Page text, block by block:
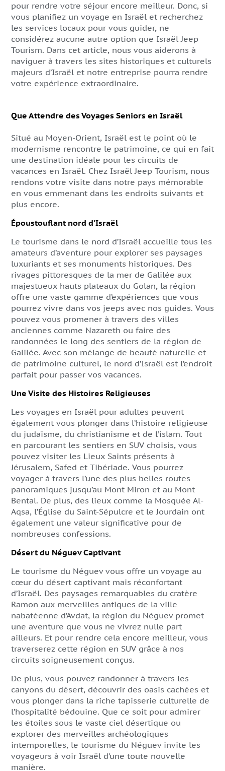
pour rendre votre séjour encore meilleur. Donc, si
vous planifiez un voyage en Israël et recherchez
les services locaux pour vous guider, ne
considérez aucune autre option que Israël Jeep
Tourism. Dans cet article, nous vous aiderons à
naviguer à travers les sites historiques et culturels
majeurs d’Israël et notre entreprise pourra rendre
votre expérience extraordinaire.
Que Attendre des Voyages Seniors en Israël
Situé au Moyen-Orient, Israël est le point où le
modernisme rencontre le patrimoine, ce qui en fait
une destination idéale pour les circuits de
vacances en Israël. Chez Israël Jeep Tourism, nous
rendons votre visite dans notre pays mémorable
en vous emmenant dans les endroits suivants et
plus encore.
Époustouflant nord d’Israël
Le tourisme dans le nord d’Israël accueille tous les
amateurs d’aventure pour explorer ses paysages
luxuriants et ses monuments historiques. Des
rivages pittoresques de la mer de Galilée aux
majestueux hauts plateaux du Golan, la région
offre une vaste gamme d’expériences que vous
pourrez vivre dans vos jeeps avec nos guides. Vous
pouvez vous promener à travers des villes
anciennes comme Nazareth ou faire des
randonnées le long des sentiers de la région de
Galilée. Avec son mélange de beauté naturelle et
de patrimoine culturel, le nord d’Israël est l’endroit
parfait pour passer vos vacances.
Une Visite des Histoires Religieuses
Les voyages en Israël pour adultes peuvent
également vous plonger dans l’histoire religieuse
du judaïsme, du christianisme et de l’islam. Tout
en parcourant les sentiers en SUV choisis, vous
pouvez visiter les Lieux Saints présents à
Jérusalem, Safed et Tibériade. Vous pourrez
voyager à travers l’une des plus belles routes
panoramiques jusqu’au Mont Miron et au Mont
Bental. De plus, des lieux comme la Mosquée Al-
Aqsa, l’Église du Saint-Sépulcre et le Jourdain ont
également une valeur significative pour de
nombreuses confessions.
Désert du Néguev Captivant
Le tourisme du Néguev vous offre un voyage au
cœur du désert captivant mais réconfortant
d’Israël. Des paysages remarquables du cratère
Ramon aux merveilles antiques de la ville
nabatéenne d’Avdat, la région du Néguev promet
une aventure que vous ne vivrez nulle part
ailleurs. Et pour rendre cela encore meilleur, vous
traverserez cette région en SUV grâce à nos
circuits soigneusement conçus.
De plus, vous pouvez randonner à travers les
canyons du désert, découvrir des oasis cachées et
vous plonger dans la riche tapisserie culturelle de
l’hospitalité bédouine. Que ce soit pour admirer
les étoiles sous le vaste ciel désertique ou
explorer des merveilles archéologiques
intemporelles, le tourisme du Néguev invite les
voyageurs à voir Israël d’une toute nouvelle
manière.